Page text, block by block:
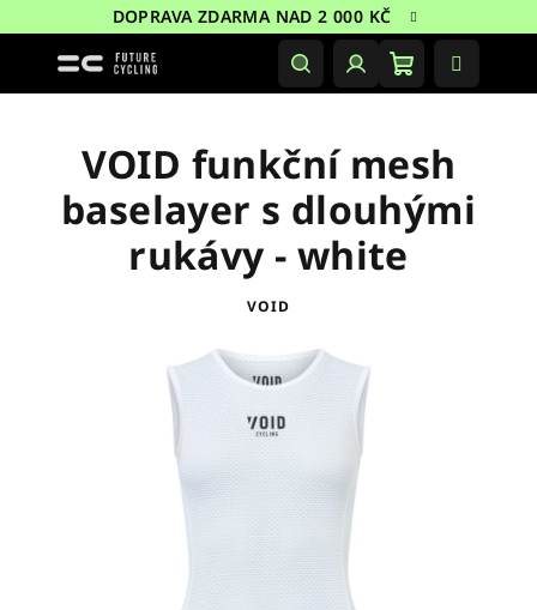
na
DOPRAVA ZDARMA NAD 2 000 KČ
HledatPřihlášeníNákupní
VOID funkční mesh
baselayer s dlouhými
rukávy - white
VOID